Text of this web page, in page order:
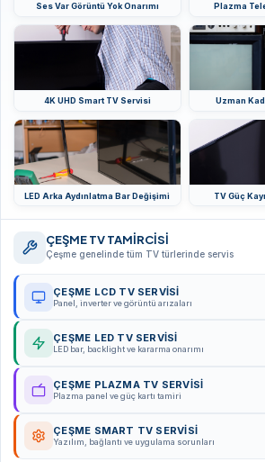
Ses Var Görüntü Yok Onarımı Plazma
4K UHD Smart TV Servisi Uzman
LED Arka Aydınlatma Bar Değişimi TV Güç
ÇEŞME TV TAMİRCİSİ
Çeşme genelinde tüm TV türlerinde servis
ÇEŞME LCD TV SERVISI
Panel, inverter ve görüntü arızaları
ÇEŞME LED TV SERVISI
LED bar, backlight ve kararma onarımı
ÇEŞME PLAZMA TV SERVISI
Plazma panel ve güç kartı tamiri
ÇEŞME SMART TV SERVISI
Yazılım, bağlantı ve uygulama sorunları